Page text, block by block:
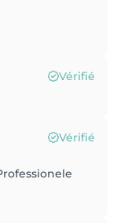
Vérifié
Vérifié